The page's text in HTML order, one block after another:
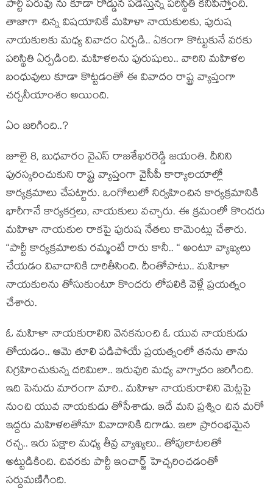
పార్టీ ప‌రువు ను కూడా రోడ్డున ప‌డేస్తున్న ప‌రిస్థితి క‌నిపిస్తోంది.
తాజాగా చిన్న విష‌యానికే మ‌హిళా నాయ‌కుల‌కు, పురుష
నాయ‌కుల‌కు మ‌ధ్య వివాదం ఏర్ప‌డి.. ఏకంగా కొట్టుకునే వ‌ర‌కు
ప‌రిస్థితి ఏర్ప‌డింది. మ‌హిళ‌ల‌ను పురుషులు.. వారిని మ‌హిళ‌ల
బంధువులు కూడా కొట్టడంతో ఈ వివాదం రాష్ట్ర వ్యాప్తంగా
చ‌ర్చ‌నీయాంశం అయింది.
ఏం జ‌రిగింది..?
జూలై 8, బుధ‌వారం వైఎస్ రాజ‌శేఖ‌ర‌రెడ్డి జ‌యంతి. దీనిని
పుర‌స్క‌రించుకుని రాష్ట్ర వ్యాప్తంగా వైసీపీ కార్యాల‌యాల్లో
కార్య‌క్ర‌మాలు చేప‌ట్టారు. ఒంగోలులో నిర్వ‌హించిన కార్య‌క్ర‌మానికి
భారీగానే కార్య‌క‌ర్త‌లు, నాయకులు వ‌చ్చారు. ఈ క్ర‌మంలో కొంద‌రు
మ‌హిళా నాయ‌కుల రాక‌పై పురుష నేత‌లు కామెంట్లు చేశారు.
“పార్టీ కార్యక్ర‌మాల‌కు ర‌మ్మంటే రారు కానీ.. “ అంటూ వ్యాఖ్య‌లు
చేయ‌డం వివాదానికి దారితీసింది. దీంతోపాటు.. మ‌హిళా
నాయ‌కుల‌ను తోసుకుంటూ కొంద‌రు లోప‌లికి వెళ్లే ప్ర‌య‌త్నం
చేశారు.
ఓ మ‌హిళా నాయ‌కురాలిని వెన‌క‌నుంచి ఓ యువ నాయ‌కుడు
తోయ‌డం.. ఆమె తూలి ప‌డిపోయే ప్ర‌యత్నంలో త‌న‌ను తాను
నిగ్ర‌హించుకున్న ద‌రిమిలా.. ఇరువురి మ‌ధ్య వాగ్వాదం జ‌రిగింది.
ఇది పెనుదు మారంగా మారి.. మ‌హిళా నాయ‌కురాలిని మెట్ల‌పై
నుంచి యువ నాయకుడు తోసేశాడు. ఇదే మ‌ని ప్ర‌శ్నిం చిన మ‌రో
ఇద్ద‌రు మ‌హిళ‌ల‌తోనూ వివాదానికి దిగాడు. ఇలా ప్రారంభ‌మైన
ర‌చ్చ‌.. ఇరు ప‌క్షాల మ‌ధ్య తీవ్ర వ్యాఖ్య‌లు.. తోపులాట‌ల‌తో
అట్టుడికింది. చివ‌ర‌కు పార్టీ ఇంచార్జ్ హెచ్చ‌రించ‌డంతో
స‌ర్దుమ‌ణిగింది.